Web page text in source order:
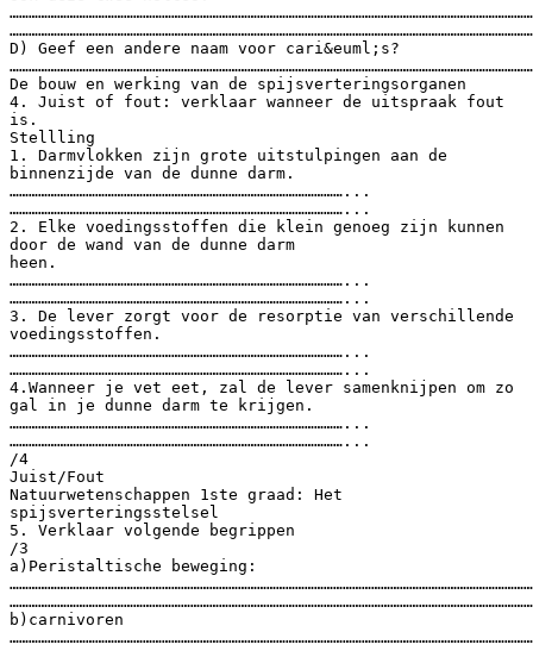
D) Geef een andere naam voor cari&euml;s?
De bouw en werking van de spijsverteringsorganen
4. Juist of fout: verklaar wanneer de uitspraak fout
is.
Stellling
1. Darmvlokken zijn grote uitstulpingen aan de
binnenzijde van de dunne darm.
……………………………………………………………………………………………...
……………………………………………………………………………………………...
2. Elke voedingsstoffen die klein genoeg zijn kunnen
door de wand van de dunne darm
heen.
……………………………………………………………………………………………...
……………………………………………………………………………………………...
3. De lever zorgt voor de resorptie van verschillende
voedingsstoffen.
……………………………………………………………………………………………...
……………………………………………………………………………………………...
4.Wanneer je vet eet, zal de lever samenknijpen om zo
gal in je dunne darm te krijgen.
……………………………………………………………………………………………...
……………………………………………………………………………………………...
/4
Juist/Fout
Natuurwetenschappen 1ste graad: Het
spijsverteringsstelsel
5. Verklaar volgende begrippen
/3
a)Peristaltische beweging:
b)carnivoren